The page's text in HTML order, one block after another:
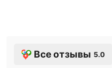
Все отзывы 5.0